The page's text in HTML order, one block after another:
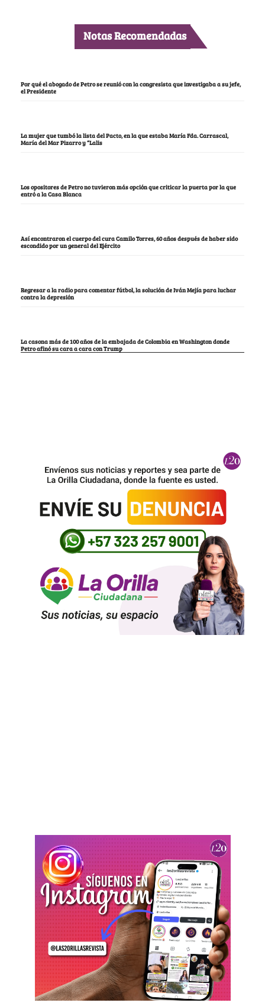
Notas Recomendadas
Por qué el abogado de Petro se reunió con la congresista que investigaba a su jefe,
el Presidente
La mujer que tumbó la lista del Pacto, en la que estaba María Fda. Carrascal,
María del Mar Pizarro y “Lalis
Los opositores de Petro no tuvieron más opción que criticar la puerta por la que
entró a la Casa Blanca
Así encontraron el cuerpo del cura Camilo Torres, 60 años después de haber sido
escondido por un general del Ejército
Regresar a la radio para comentar fútbol, la solución de Iván Mejía para luchar
contra la depresión
La casona más de 100 años de la embajada de Colombia en Washington donde
Petro afinó su cara a cara con Trump